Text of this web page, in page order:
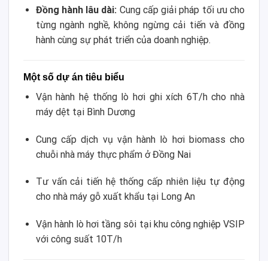
Đồng hành lâu dài: Cung cấp giải pháp tối ưu cho
từng ngành nghề, không ngừng cải tiến và đồng
hành cùng sự phát triển của doanh nghiệp.
Một số dự án tiêu biểu
Vận hành hệ thống lò hơi ghi xích 6T/h cho nhà
máy dệt tại Bình Dương
Cung cấp dịch vụ vận hành lò hơi biomass cho
chuỗi nhà máy thực phẩm ở Đồng Nai
Tư vấn cải tiến hệ thống cấp nhiên liệu tự động
cho nhà máy gỗ xuất khẩu tại Long An
Vận hành lò hơi tầng sôi tại khu công nghiệp VSIP
với công suất 10T/h